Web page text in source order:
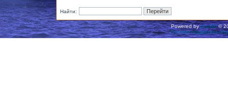
Найти:
Powered byphpBB©
Русская поддержка